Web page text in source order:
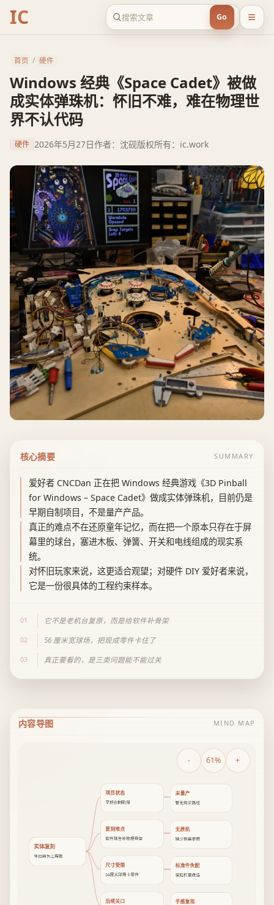
IC Go
首页 / 硬件
Windows 经典《Space Cadet》被做
成实体弹珠机：怀旧不难，难在物理世
界不认代码
硬件 2026年5月27日作者：沈砚版权所有：ic.work
核心摘要 SUMMARY
爱好者 CNCDan 正在把 Windows 经典游戏《3D Pinball
for Windows – Space Cadet》做成实体弹珠机，目前仍是
早期自制项目，不是量产产品。
真正的难点不在还原童年记忆，而在把一个原本只存在于屏
幕里的球台，塞进木板、弹簧、开关和电线组成的现实系
统。
对怀旧玩家来说，这更适合观望；对硬件 DIY 爱好者来说，
它是一份很具体的工程约束样本。
01 它不是老机台复原，而是给软件补骨架
02 56 厘米宽球场，把现成零件卡住了
03 真正要看的，是三类问题能不能过关
内容导图 MIND MAP
- 61% +
实体复刻
怀旧转为工程账
项目状态
早期自制阶段
未量产
暂无购买路径
复刻难点
软件球台补物理骨架
无原机
缺少拆解参照
尺寸受限
56厘米球场卡零件
标准件失配
保险杠需改造
后续关口 手感复现